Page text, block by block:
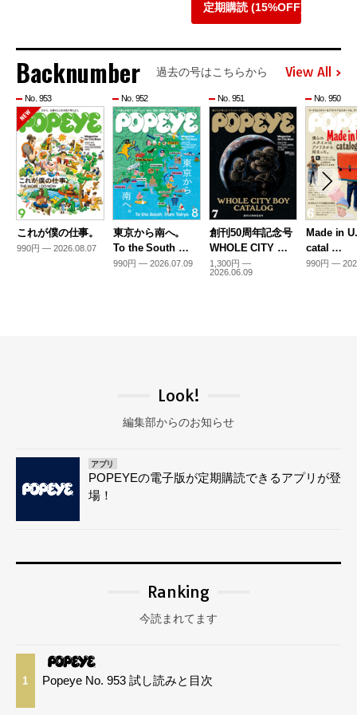
定期購読 (15%OFF)
Backnumber 過去の号はこちらから View All
No. 953
これが僕の仕事。
990円 — 2026.08.07
No. 952
東京から南へ。
To the South …
990円 — 2026.07.09
No. 951
創刊50周年記念号
WHOLE CITY …
1,300円 —
2026.06.09
No. 950
Made in
catal …
990円 —
Look!
編集部からのお知らせ
アプリ
POPEYEの電子版が定期購読できるアプリが登
場！
Ranking
今読まれてます
1 Popeye No. 953 試し読みと目次